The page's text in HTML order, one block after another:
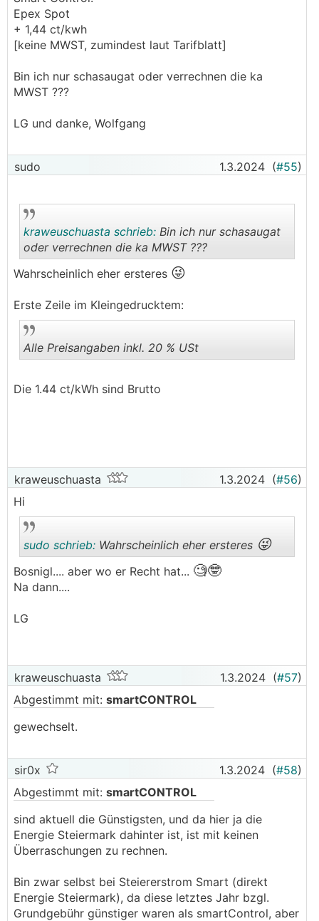
Epex Spot
+ 1,44 ct/kwh
[keine MWST, zumindest laut Tarifblatt]
Bin ich nur schasaugat oder verrechnen die ka
MWST ???
LG und danke, Wolfgang
sudo 1.3.2024 (#55)
kraweuschuasta schrieb: Bin ich nur schasaugat
oder verrechnen die ka MWST ???
Wahrscheinlich eher ersteres 😜
Erste Zeile im Kleingedrucktem:
Alle Preisangaben inkl. 20 % USt
Die 1.44 ct/kWh sind Brutto
kraweuschuasta 1.3.2024 (#56)
Hi
sudo schrieb: Wahrscheinlich eher ersteres 😜
Bosnigl.... aber wo er Recht hat... 🧐🤓
Na dann....
LG
kraweuschuasta 1.3.2024 (#57)
Abgestimmt mit: smartCONTROL
gewechselt.
sir0x 1.3.2024 (#58)
Abgestimmt mit: smartCONTROL
sind aktuell die Günstigsten, und da hier ja die
Energie Steiermark dahinter ist, ist mit keinen
Überraschungen zu rechnen.
Bin zwar selbst bei Steiererstrom Smart (direkt
Energie Steiermark), da diese letztes Jahr bzgl.
Grundgebühr günstiger waren als smartControl, aber